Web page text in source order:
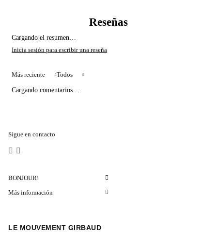
Cargando el resumen…
Más reciente Todos
Cargando comentarios…
Sigue en contacto
BONJOUR!
Más información
LE MOUVEMENT GIRBAUD